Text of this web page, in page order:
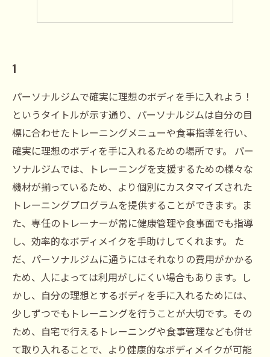
1
パーソナルジムで確実に理想のボディを手に入れよう！
というタイトルが示す通り、パーソナルジムは自分の目
標に合わせたトレーニングメニューや食事指導を行い、
確実に理想のボディを手に入れるための場所です。 パー
ソナルジムでは、トレーニングを支援するための様々な
機材が揃っているため、より個別にカスタマイズされた
トレーニングプログラムを提供することができます。ま
た、専任のトレーナーが常に健康管理や食事面でも指導
し、効率的なボディメイクを手助けしてくれます。 た
だ、パーソナルジムに通うにはそれなりの費用がかかる
ため、人によっては利用がしにくい場合もあります。し
かし、自分の理想とするボディを手に入れるためには、
少しずつでもトレーニングを行うことが大切です。その
ため、自宅で行えるトレーニングや食事管理なども併せ
て取り入れることで、より健康的なボディメイクが可能